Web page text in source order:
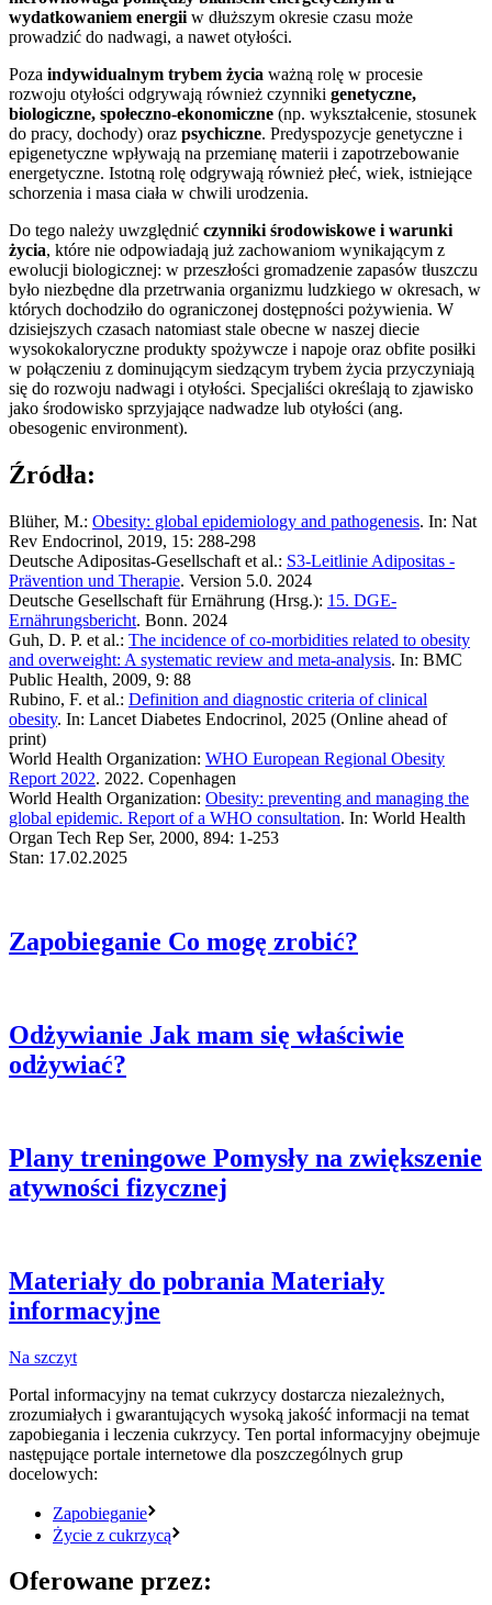
wydatkowaniem energiiw dłuższym okresie czasu może
prowadzić do nadwagi, a nawet otyłości.
Poza indywidualnym trybem życia ważną rolę w procesie
rozwoju otyłości odgrywają również czynniki genetyczne,
biologiczne, społeczno-ekonomiczne (np. wykształcenie, stosunek
do pracy, dochody) oraz psychiczne. Predyspozycje genetyczne i
epigenetyczne wpływają na przemianę materii i zapotrzebowanie
energetyczne. Istotną rolę odgrywają również płeć, wiek, istniejące
schorzenia i masa ciała w chwili urodzenia.
Do tego należy uwzględnić czynniki środowiskowe i warunki
życia, które nie odpowiadają już zachowaniom wynikającym z
ewolucji biologicznej: w przeszłości gromadzenie zapasów tłuszczu
było niezbędne dla przetrwania organizmu ludzkiego w okresach, w
których dochodziło do ograniczonej dostępności pożywienia. W
dzisiejszych czasach natomiast stale obecne w naszej diecie
wysokokaloryczne produkty spożywcze i napoje oraz obfite posiłki
w połączeniu z dominującym siedzącym trybem życia przyczyniają
się do rozwoju nadwagi i otyłości. Specjaliści określają to zjawisko
jako środowisko sprzyjające nadwadze lub otyłości (ang.
obesogenic environment).
Źródła:
Blüher, M.: Obesity: global epidemiology and pathogenesis. In: Nat
Rev Endocrinol, 2019, 15: 288-298
Deutsche Adipositas-Gesellschaft et al.: S3-Leitlinie Adipositas -
Prävention und Therapie. Version 5.0. 2024
Deutsche Gesellschaft für Ernährung (Hrsg.): 15. DGE-
Ernährungsbericht. Bonn. 2024
Guh, D. P. et al.: The incidence of co-morbidities related to obesity
and overweight: A systematic review and meta-analysis. In: BMC
Public Health, 2009, 9: 88
Rubino, F. et al.: Definition and diagnostic criteria of clinical
obesity. In: Lancet Diabetes Endocrinol, 2025 (Online ahead of
print)
World Health Organization: WHO European Regional Obesity
Report 2022. 2022. Copenhagen
World Health Organization: Obesity: preventing and managing the
global epidemic. Report of a WHO consultation. In: World Health
Organ Tech Rep Ser, 2000, 894: 1-253
Stan: 17.02.2025
Zapobieganie Co mogę zrobić?
Odżywianie Jak mam się właściwie
odżywiać?
Plany treningowe Pomysły na zwiększenie
atywności fizycznej
Materiały do pobrania Materiały
informacyjne
Na szczyt
Portal informacyjny na temat cukrzycy dostarcza niezależnych,
zrozumiałych i gwarantujących wysoką jakość informacji na temat
zapobiegania i leczenia cukrzycy. Ten portal informacyjny obejmuje
następujące portale internetowe dla poszczególnych grup
docelowych:
Zapobieganie
Życie z cukrzycą
Oferowane przez: